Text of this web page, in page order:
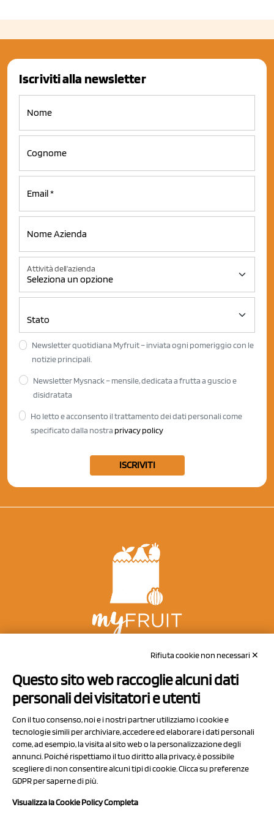
Iscriviti alla newsletter
Attività dell'azienda
Newsletter quotidiana Myfruit – inviata ogni pomeriggio con le
notizie principali.
Newsletter Mysnack – mensile, dedicata a frutta a guscio e
disidratata
Ho letto e acconsento il trattamento dei dati personali come
specificato dalla nostra privacy policy
ISCRIVITI
NCX Drahorad srl
Via Prov.le Sassuolo Vignola 315/1
41057 Spilamberto (MO)
Italy
P.I/C.F. 01041460369
REA: MO 208553
Capitale sociale Euro 50.000,00 i.v.
Rifiuta cookie non necessari ✕
Questo sito web raccoglie alcuni dati
personali dei visitatori e utenti
Con il tuo consenso, noi e i nostri partner utilizziamo i cookie e
tecnologie simili per archiviare, accedere ed elaborare i dati personali
come, ad esempio, la visita al sito web o la personalizzazione degli
annunci. Poiché rispettiamo il tuo diritto alla privacy, è possibile
scegliere di non consentire alcuni tipi di cookie. Clicca su preferenze
GDPR per saperne di più.
Visualizza la Cookie Policy Completa